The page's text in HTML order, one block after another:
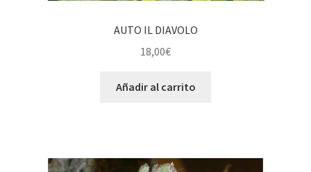
AUTO IL DIAVOLO
18,00€
Añadir al carrito